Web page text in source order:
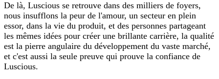
De là, Luscious se retrouve dans des milliers de foyers,
nous insufflons la peur de l'amour, un secteur en plein
essor, dans la vie du produit, et des personnes partageant
les mêmes idées pour créer une brillante carrière, la qualité
est la pierre angulaire du développement du vaste marché,
et c'est aussi la seule preuve qui prouve la confiance de
Luscious.